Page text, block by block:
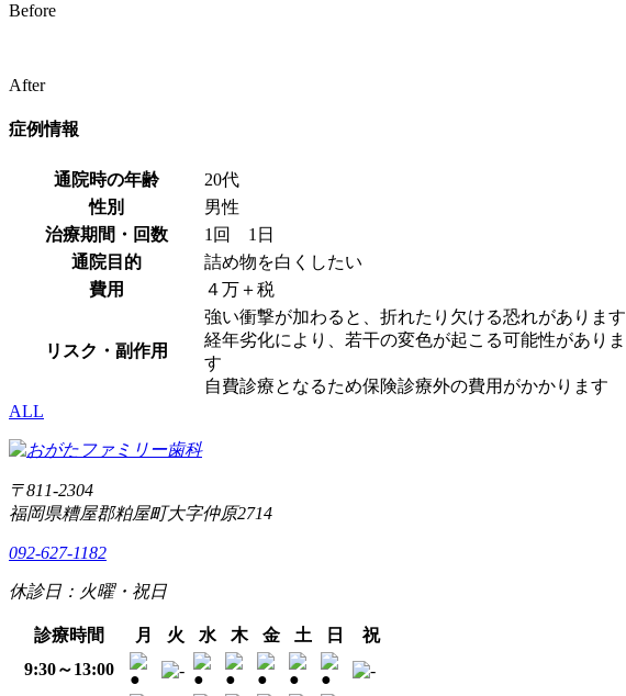
Before
After
症例情報
通院時の年齢
20代
性別
男性
治療期間・回数
1回 1日
通院目的
詰め物を白くしたい
費用
４万＋税
リスク・副作用
強い衝撃が加わると、折れたり欠ける恐れがあります
経年劣化により、若干の変色が起こる可能性がありま
す
自費診療となるため保険診療外の費用がかかります
ALL
〒811-2304
福岡県糟屋郡粕屋町大字仲原2714
092-627-1182
休診日：火曜・祝日
診療時間 月 火 水 木 金 土 日
祝
9:30～13:00